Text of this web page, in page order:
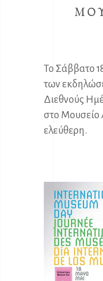
Το Σάββατο
των
Διεθνούς
στο Μουσείο
ελεύθερη.